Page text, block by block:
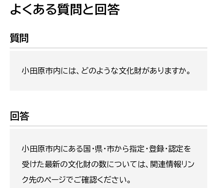
よくある質問と回答
質問
小田原市内には、どのような文化財がありますか。
回答
小田原市内にある国・県・市から指定・登録・認定を
受けた最新の文化財の数については、関連情報リン
ク先のページでご確認ください。